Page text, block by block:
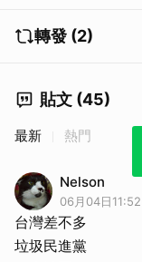
轉發 (2)
貼文 (45)
最新 熱門
Nelson
06月04日11:52
台灣差不多
垃圾民進黨